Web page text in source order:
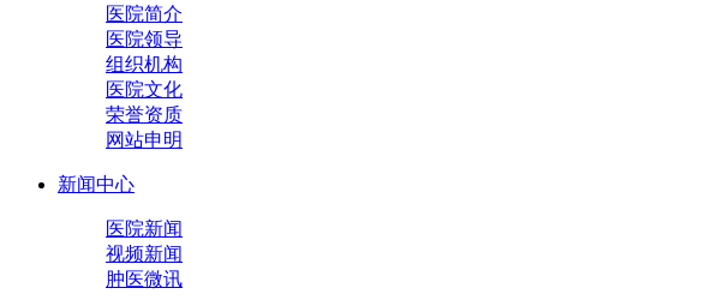
医院简介
医院领导
组织机构
医院文化
荣誉资质
网站申明
新闻中心
医院新闻
视频新闻
肿医微讯